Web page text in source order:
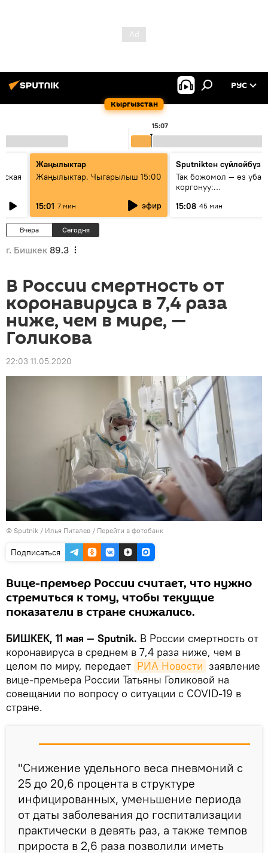
Кыргызстан
РУС
15:07
Жаңылыктар
Жаңылыктар. Чыгарылыш 15:00
15:01 7 мин эфир
Sputnikteн сүйлөйбүз
Так божомол — өз
коргонуу:
кантип өркүндөтүлүүдө
15:08 45 мин
Вчера Сегодня
г. Бишкек 89.3
В России смертность от
коронавируса в 7,4 раза
ниже, чем в мире, —
Голикова
22:03 11.05.2020
© Sputnik / Илья Питалев / Перейти в фотобанк
Подписаться
Вице-премьер России считает, что нужно
стремиться к тому, чтобы текущие
показатели в стране снижались.
БИШКЕК, 11 мая — Sputnik. В России смертность от
коронавируса в среднем в 7,4 раза ниже, чем в
целом по миру, передает РИА Новости заявление
вице-премьера России Татьяны Голиковой на
совещании по вопросу о ситуации с COVID-19 в
стране.
"Снижение удельного веса пневмоний с
25 до 20,6 процента в структуре
инфицированных, уменьшение периода
от даты заболевания до госпитализации
практически в девять раз, а также темпов
прироста в 2,6 раза позволили иметь